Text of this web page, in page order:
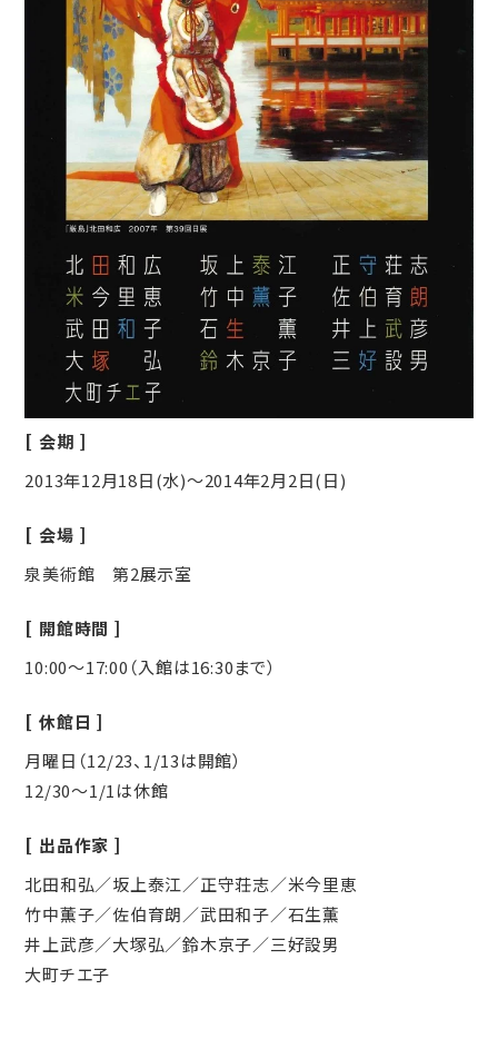
会期
2013年12月18日(水)～2014年2月2日(日)
会場
泉美術館 第2展示室
開館時間
10:00～17:00（入館は16:30まで）
休館日
月曜日（12/23、1/13は開館）
12/30～1/1は休館
出品作家
北田和弘／坂上泰江／正守荘志／米今里恵
竹中薫子／佐伯育朗／武田和子／石生薫
井上武彦／大塚弘／鈴木京子／三好設男
大町チエ子